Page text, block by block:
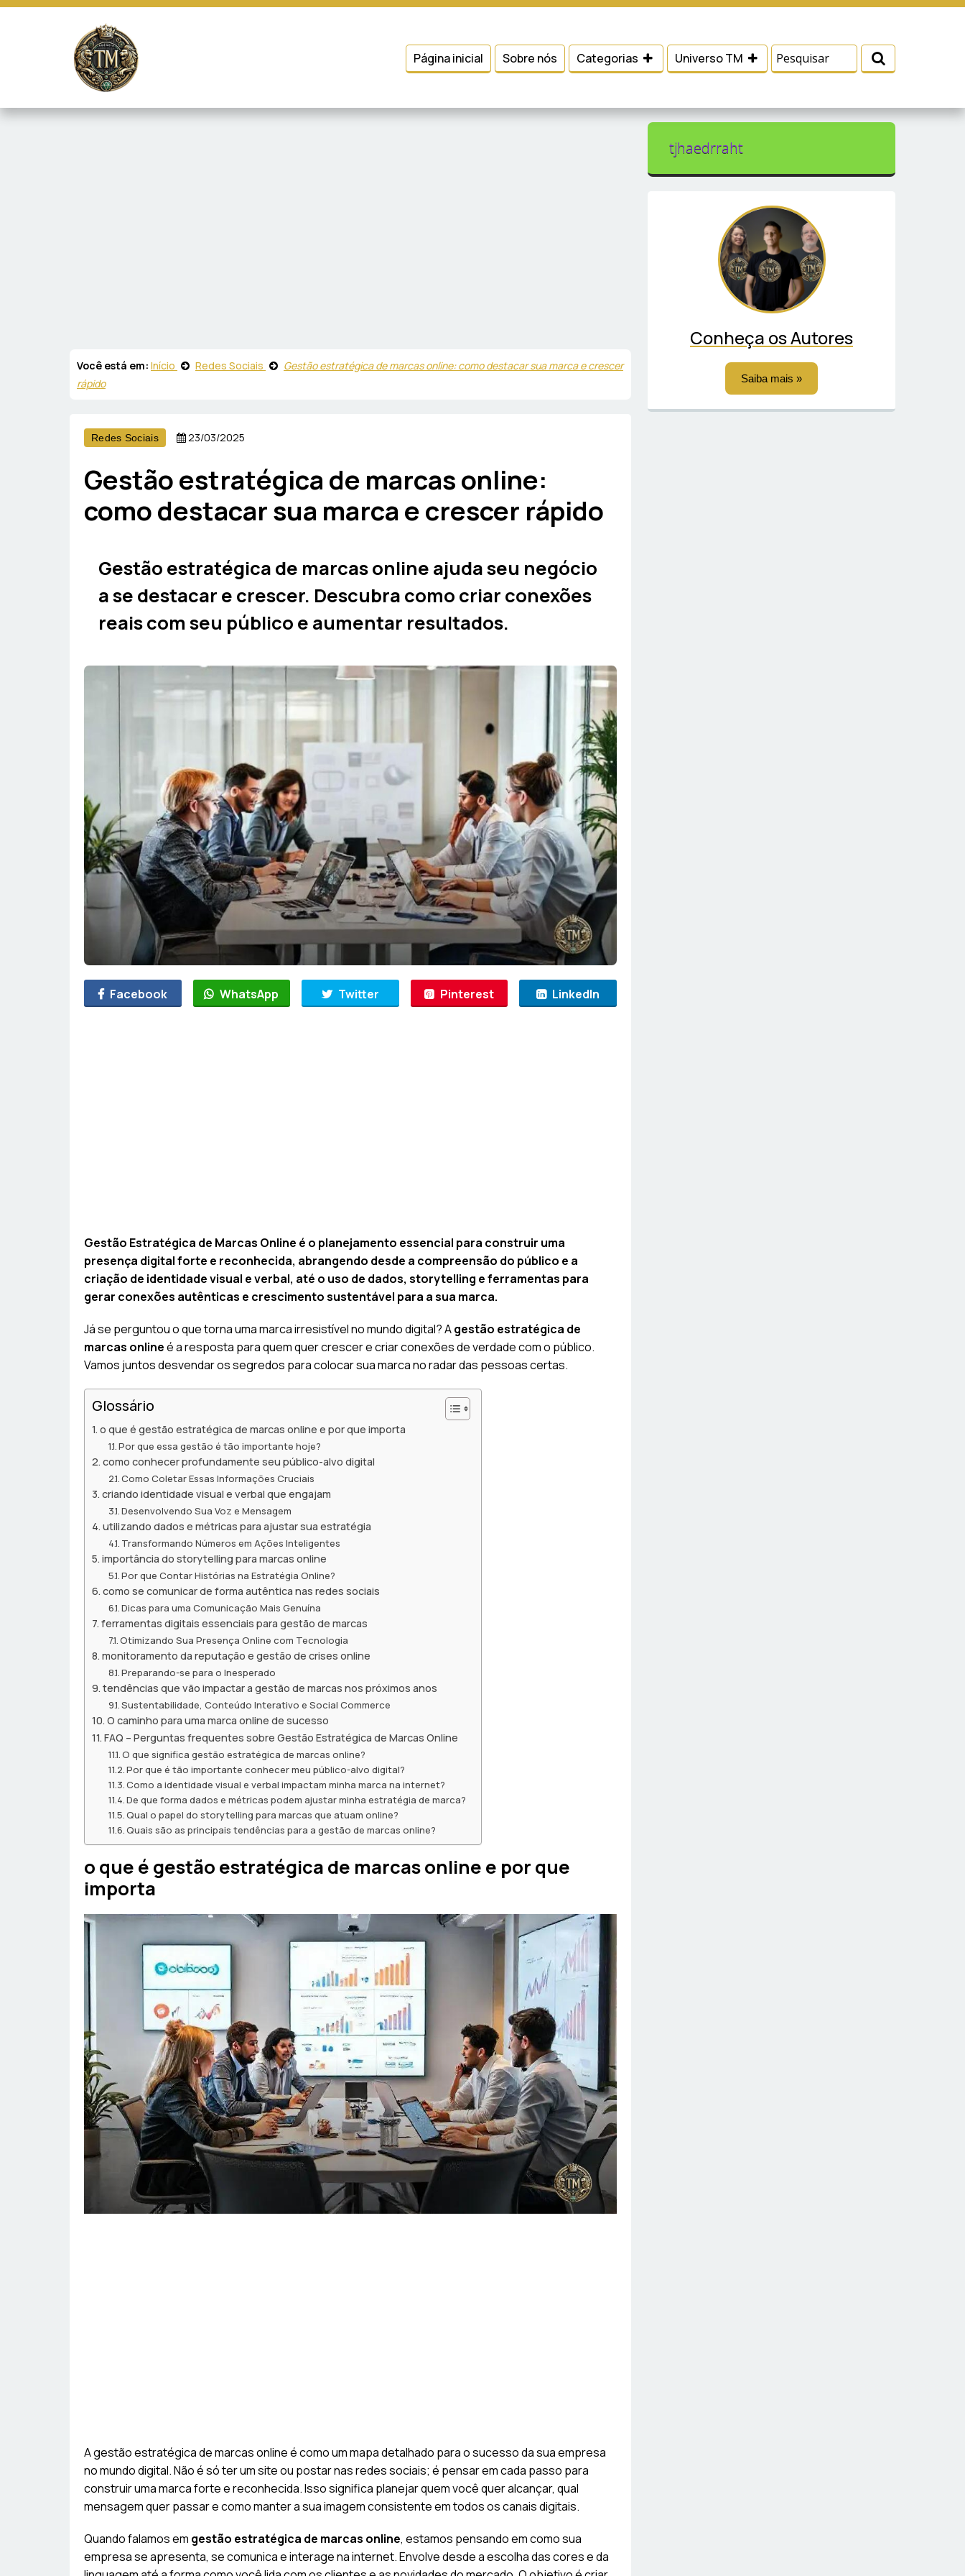
Página inicial Sobre nós Categorias Universo TM
Você está em: Início Redes Sociais
Gestão estratégica de marcas online: como destacar sua marca e crescer
rápido
Redes Sociais 23/03/2025
Gestão estratégica de marcas online:
como destacar sua marca e crescer rápido
Gestão estratégica de marcas online ajuda seu negócio
a se destacar e crescer. Descubra como criar conexões
reais com seu público e aumentar resultados.
Facebook WhatsApp Twitter Pinterest LinkedIn
Gestão Estratégica de Marcas Online é o planejamento essencial para construir uma
presença digital forte e reconhecida, abrangendo desde a compreensão do público e a
criação de identidade visual e verbal, até o uso de dados, storytelling e ferramentas para
gerar conexões autênticas e crescimento sustentável para a sua marca.
Já se perguntou o que torna uma marca irresistível no mundo digital? Agestão estratégica de
marcas onlineé a resposta para quem quer crescer e criar conexões de verdade com o público.
Vamos juntos desvendar os segredos para colocar sua marca no radar das pessoas certas.
Glossário
o que é gestão estratégica de marcas online e por que importa
Por que essa gestão é tão importante hoje?
como conhecer profundamente seu público-alvo digital
Como Coletar Essas Informações Cruciais
criando identidade visual e verbal que engajam
Desenvolvendo Sua Voz e Mensagem
utilizando dados e métricas para ajustar sua estratégia
Transformando Números em Ações Inteligentes
importância do storytelling para marcas online
Por que Contar Histórias na Estratégia Online?
como se comunicar de forma autêntica nas redes sociais
Dicas para uma Comunicação Mais Genuína
ferramentas digitais essenciais para gestão de marcas
Otimizando Sua Presença Online com Tecnologia
monitoramento da reputação e gestão de crises online
Preparando-se para o Inesperado
tendências que vão impactar a gestão de marcas nos próximos anos
Sustentabilidade, Conteúdo Interativo e Social Commerce
O caminho para uma marca online de sucesso
FAQ – Perguntas frequentes sobre Gestão Estratégica de Marcas Online
O que significa gestão estratégica de marcas online?
Por que é tão importante conhecer meu público-alvo digital?
Como a identidade visual e verbal impactam minha marca na internet?
De que forma dados e métricas podem ajustar minha estratégia de marca?
Qual o papel do storytelling para marcas que atuam online?
Quais são as principais tendências para a gestão de marcas online?
o que é gestão estratégica de marcas online e por que
importa
A gestão estratégica de marcas online é como um mapa detalhado para o sucesso da sua empresa
no mundo digital. Não é só ter um site ou postar nas redes sociais; é pensar em cada passo para
construir uma marca forte e reconhecida. Isso significa planejar quem você quer alcançar, qual
mensagem quer passar e como manter a sua imagem consistente em todos os canais digitais.
Quando falamos em gestão estratégica de marcas online, estamos pensando em como sua
empresa se apresenta, se comunica e interage na internet. Envolve desde a escolha das cores e da
tjhaedrraht
Conheça os Autores
Saiba mais »
marketing e fornecer conteúdo de terceiros. Leia mais em